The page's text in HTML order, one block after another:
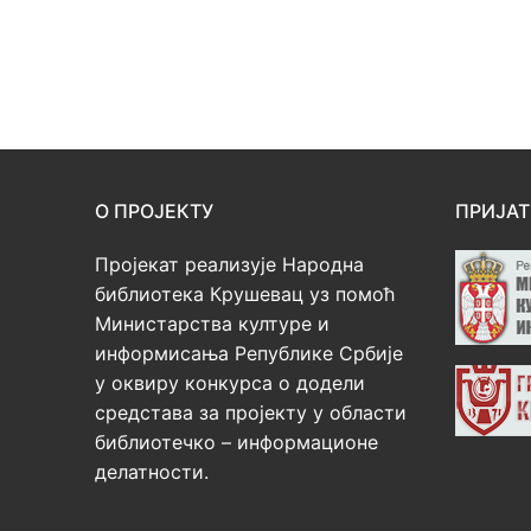
О ПРОЈЕКТУ
Пројекат реализује Народна
библиотека Крушевац уз помоћ
Министарства културе и
информисања Републике Србије
у оквиру конкурса о додели
средстава за пројекту у области
библиотечко – информационе
делатности.